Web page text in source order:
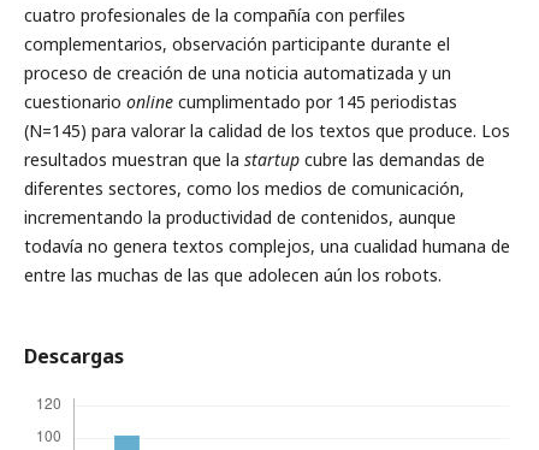
cuatro profesionales de la compañía con perfiles
complementarios, observación participante durante el
proceso de creación de una noticia automatizada y un
cuestionario onlinecumplimentado por 145 periodistas
(N=145) para valorar la calidad de los textos que produce. Los
resultados muestran que la startup cubre las demandas de
diferentes sectores, como los medios de comunicación,
incrementando la productividad de contenidos, aunque
todavía no genera textos complejos, una cualidad humana de
entre las muchas de las que adolecen aún los robots.
Descargas